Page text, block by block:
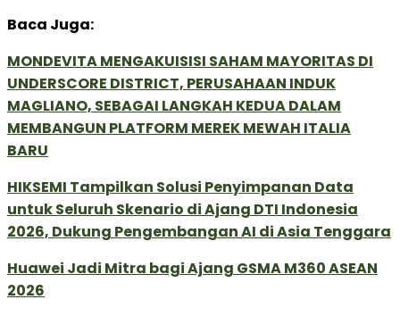
Baca Juga:
MONDEVITA MENGAKUISISI SAHAM MAYORITAS DI
UNDERSCORE DISTRICT, PERUSAHAAN INDUK
MAGLIANO, SEBAGAI LANGKAH KEDUA DALAM
MEMBANGUN PLATFORM MEREK MEWAH ITALIA
BARU
HIKSEMI Tampilkan Solusi Penyimpanan Data
untuk Seluruh Skenario di Ajang DTI Indonesia
2026, Dukung Pengembangan AI di Asia Tenggara
Huawei Jadi Mitra bagi Ajang GSMA M360 ASEAN
2026